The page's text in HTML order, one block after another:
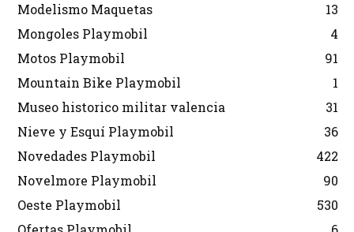
Modelismo Maquetas
13
Mongoles Playmobil
4
Motos Playmobil
91
Mountain Bike Playmobil
1
Museo historico militar valencia
31
Nieve y Esquí Playmobil
36
Novedades Playmobil
422
Novelmore Playmobil
90
Oeste Playmobil
530